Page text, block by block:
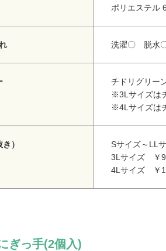
ポリエステル
洗濯〇 脱水
チドリグリー
※3Lサイズは
※4Lサイズは
）
Sサイズ～LL
3Lサイズ ￥
4Lサイズ ￥
ぎっ手(2個入)